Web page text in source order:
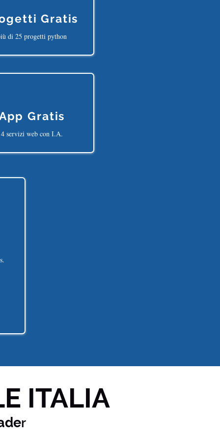
Gratis
di 25 progetti python
Gratis
4 servizi web con I.A.
ITALIA
r